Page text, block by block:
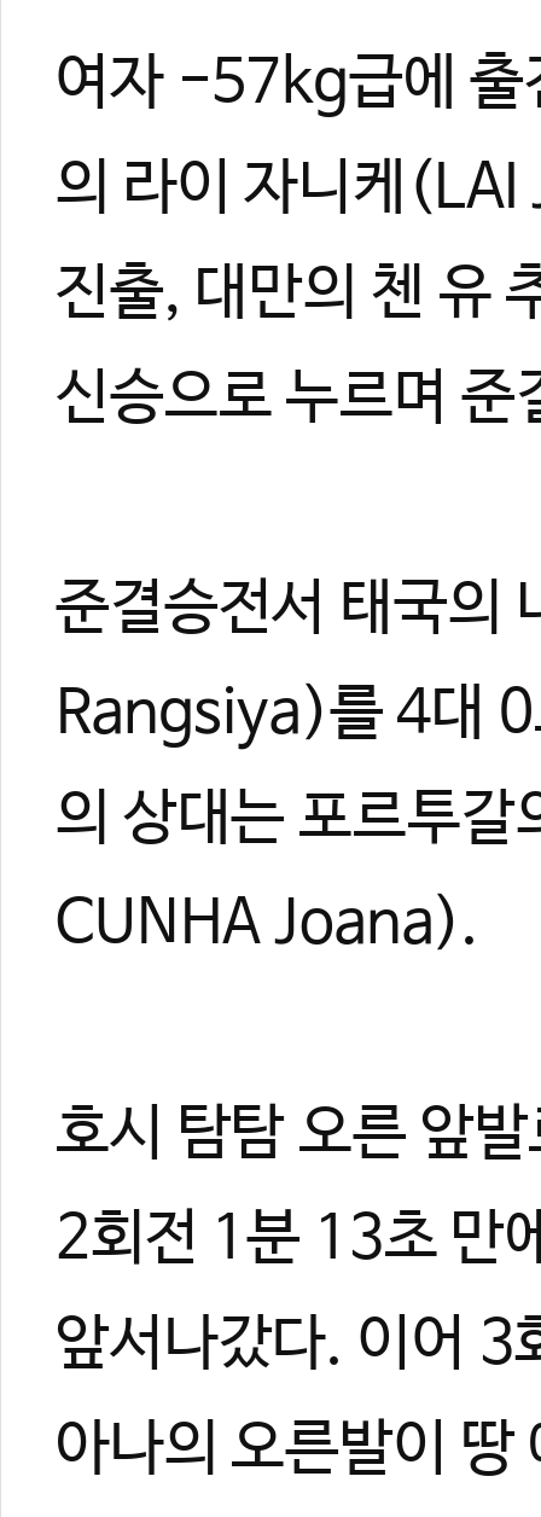
여자 -57kg급에 출
의 라이 자니케
진출, 대만의 첸
신승으로 누르며 준
준결승전서 태국의
Rangsiya)를 4대 0
의 상대는 포르투
CUNHA Joana).
호시 탐탐 오른 앞
2회전 1분 13초 만
앞서나갔다. 이어 3
아나의 오른발이 땅